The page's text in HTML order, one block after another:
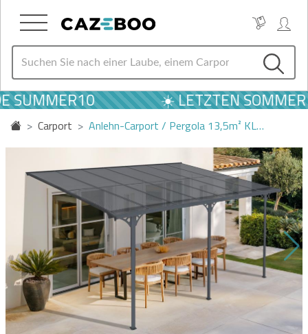
☀️ LETZTEN SOMMER
Carport Anlehn-Carport / Pergola 13,5m² KL…